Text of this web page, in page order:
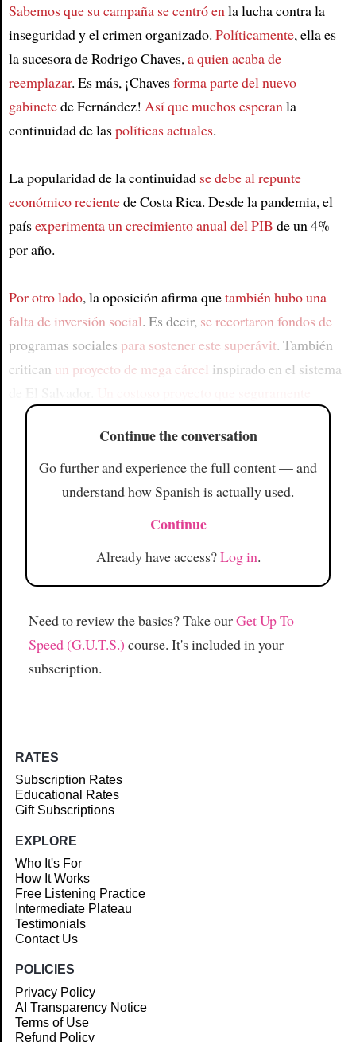
Sabemos que su campaña se centró enla lucha contra la
inseguridad y el crimen organizado. Políticamente, ella es
la sucesora de Rodrigo Chaves,a quien acaba de
reemplazar. Es más, ¡Chavesforma parte del nuevo
gabinetede Fernández! Así que muchos esperanla
continuidad de laspolíticas actuales.
La popularidad de la continuidad se debe al repunte
económico recientede Costa Rica. Desde la pandemia, el
paísexperimenta un crecimiento anual del PIB de un 4%
por año.
Por otro lado, la oposición afirma quetambién hubo una
falta de inversión social. Es decir, se recortaron fondos de
programas sociales para sostener este superávit. También
critican un proyecto de mega cárcel inspirado en el sistema
Continue the conversation
Go further and experience the full content — and
understand how Spanish is actually used.
Continue
Already have access?Log in.
Need to review the basics? Take ourGet Up To
Speed (G.U.T.S.) course. It's included in your
subscription.
RATES
Subscription Rates
Educational Rates
Gift Subscriptions
EXPLORE
Who It's For
How It Works
Free Listening Practice
Intermediate Plateau
Testimonials
Contact Us
POLICIES
Privacy Policy
AI Transparency Notice
Terms of Use
Refund Policy